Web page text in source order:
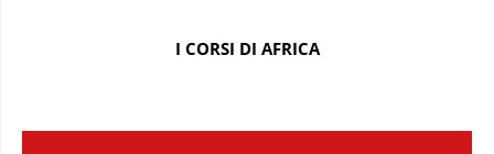
I CORSI DI AFRICA